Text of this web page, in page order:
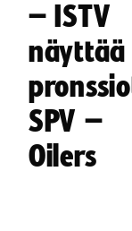
– ISTV
näyttää
SPV –
Oilers